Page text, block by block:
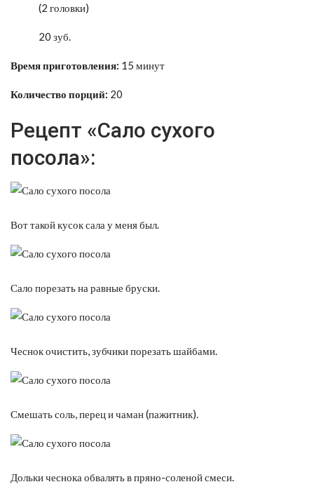
(2 головки)
20 зуб.
Время приготовления: 15 минут
Количество порций: 20
Рецепт «Сало сухого
посола»:
Вот такой кусок сала у меня был.
Сало порезать на равные бруски.
Чеснок очистить, зубчики порезать шайбами.
Смешать соль, перец и чаман (пажитник).
Дольки чеснока обвалять в пряно-соленой смеси.